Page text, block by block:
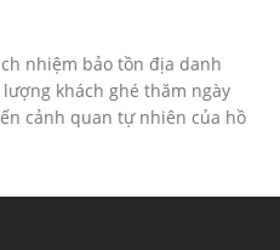
nhiệm bảo tồn địa danh
khách ghé thăm ngày
cảnh quan tự nhiên của hồ